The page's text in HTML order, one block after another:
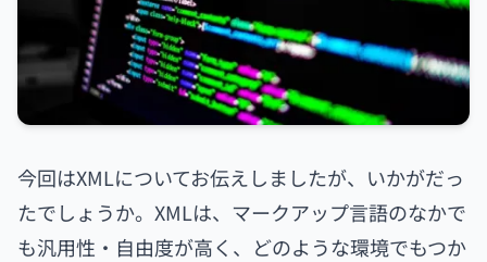
今回はXMLについてお伝えしましたが、いかがだっ
たでしょうか。XMLは、マークアップ言語のなかで
も汎用性・自由度が高く、どのような環境でもつか